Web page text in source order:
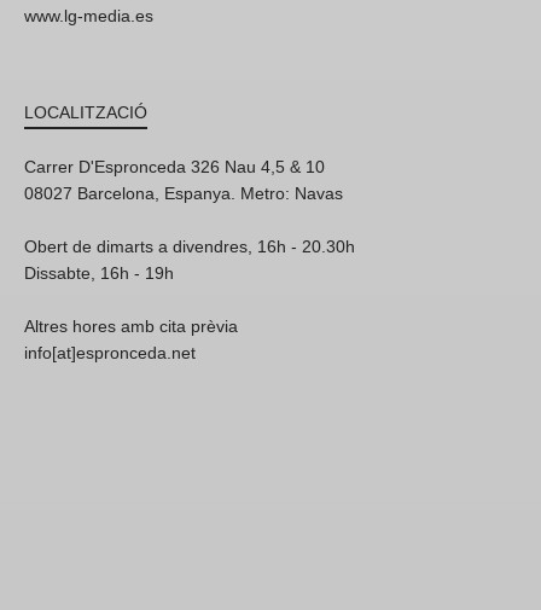
www.lg-media.es
LOCALITZACIÓ
Carrer D'Espronceda 326 Nau 4,5 & 10
08027 Barcelona, Espanya. Metro: Navas
Obert de dimarts a divendres, 16h - 20.30h
Dissabte, 16h - 19h
Altres hores amb cita prèvia
info[at]espronceda.net